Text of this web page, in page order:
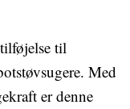
til
Med
er denne